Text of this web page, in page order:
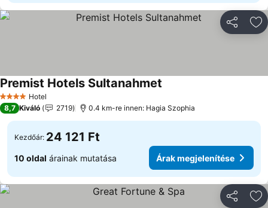
4 KategóriaHotel
Premist Hotels Sultanahmet
8,7 Kiváló 2719 0.4 km-re innen: Hagia Szophia
Kezdőár: 24 121 Ft
10 oldal árainak mutatása Árak megjelenítése